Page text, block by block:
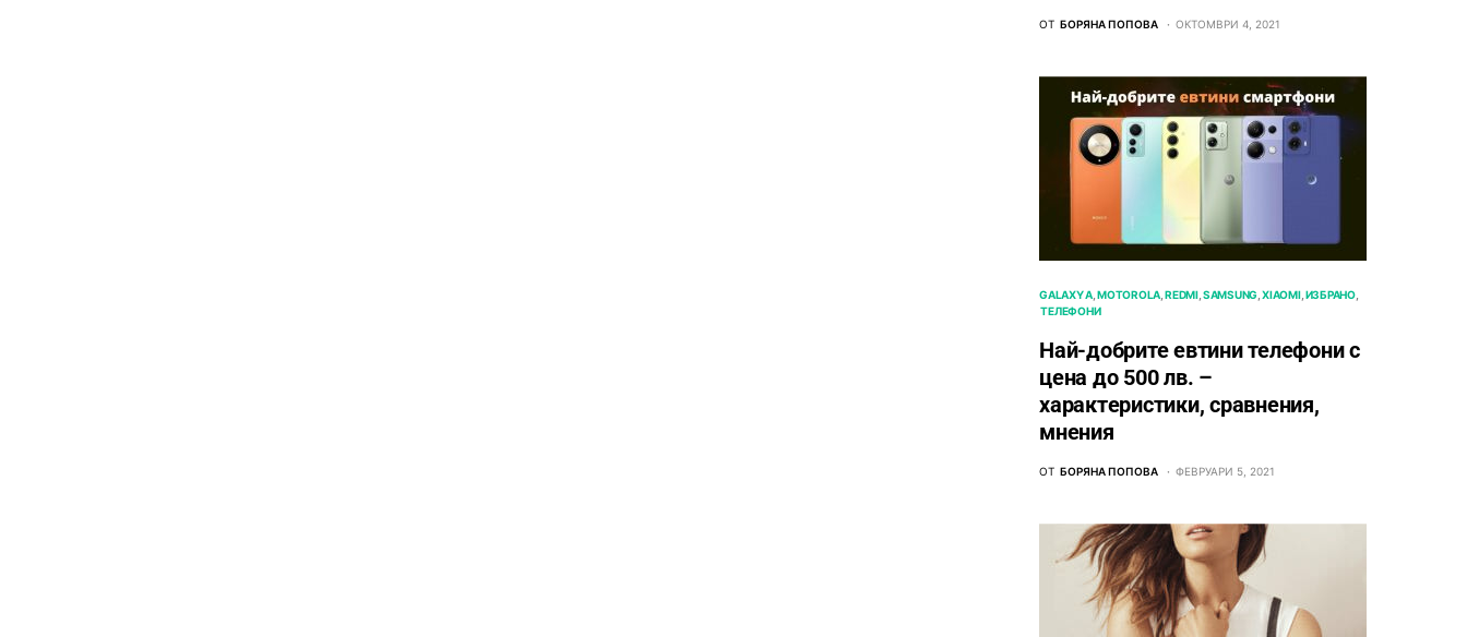
ОТ БОРЯНА ПОПОВА ОКТОМВРИ 4, 2021
GALAXY A MOTOROLA REDMI SAMSUNG XIAOMI ИЗБРАНО
ТЕЛЕФОНИ
Най-добрите евтини телефони с
ценa до 500 лв. –
характeристики, сравнения,
мнения
ОТ БОРЯНА ПОПОВА ФЕВРУАРИ 5, 2021